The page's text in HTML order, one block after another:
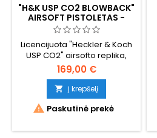
"H&K USP CO2 BLOWBACK"
AIRSOFT PISTOLETAS -
PILNO DYDŽIO,
LICENCIJUOTAS "UMAREX",
TINKA DIDESNĖMS
RANKOMS
Licencijuota "Heckler & Koch
USP CO2" airsofto replika,
sukurta Umarex/KWA. Pilno
dydžio 205 mm, 1000 g,
polimerinis rėmas su
metaliniu užraktu, dvipusis
valdymas, Picatinny bėgelis.
dėtuvė, ~70 šūvių viena CO2
169,00 €
 Į krepšelį
 Paskutinė prekė